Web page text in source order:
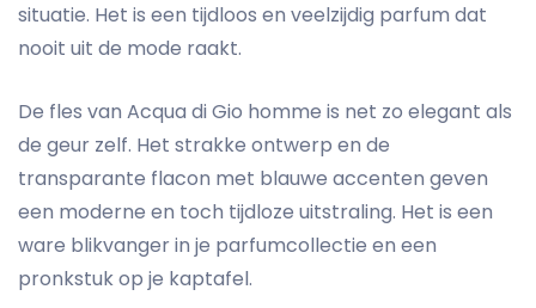
situatie. Het is een tijdloos en veelzijdig parfum dat
nooit uit de mode raakt.
De fles van Acqua di Gio homme is net zo elegant als
de geur zelf. Het strakke ontwerp en de
transparante flacon met blauwe accenten geven
een moderne en toch tijdloze uitstraling. Het is een
ware blikvanger in je parfumcollectie en een
pronkstuk op je kaptafel.